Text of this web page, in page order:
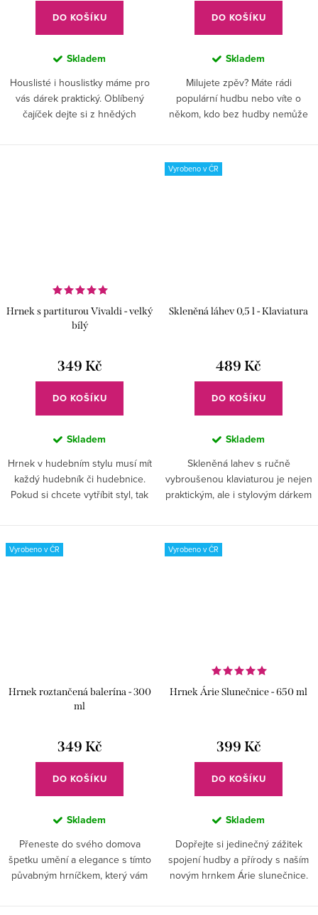
DO KOŠÍKU
Skladem
Houslisté i houslistky máme pro
vás dárek praktický. Oblíbený
čajíček dejte si z hnědých
DO KOŠÍKU
Skladem
Milujete zpěv? Máte rádi
populární hudbu nebo víte o
někom, kdo bez hudby nemůže
Hrnek s partiturou Vivaldi - velký
bílý
349 Kč
DO KOŠÍKU
Skladem
Hrnek v hudebním stylu musí mít
každý hudebník či hudebnice.
Pokud si chcete vytříbit styl, tak
kousek nedáte z...
Vyrobeno v ČR
Skleněná láhev 0,5 l - Klaviatura
489 Kč
DO KOŠÍKU
Skladem
Skleněná lahev s ručně
vybroušenou klaviaturou je nejen
praktickým, ale i stylovým dárkem
Vyrobeno v ČR
Hrnek roztančená balerína - 300
ml
349 Kč
DO KOŠÍKU
Skladem
Přeneste do svého domova
špetku umění a elegance s tímto
půvabným hrníčkem, který vám
Vyrobeno v ČR
Hrnek Árie Slunečnice - 650 ml
399 Kč
DO KOŠÍKU
Skladem
Dopřejte si jedinečný zážitek
spojení hudby a přírody s naším
novým hrnkem Árie slunečnice.